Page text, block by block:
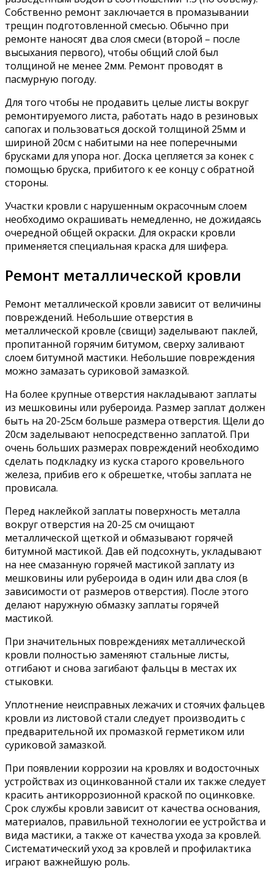
Собственно ремонт заключается в промазывании
трещин подготовленной смесью. Обычно при
ремонте наносят два слоя смеси (второй – после
высыхания первого), чтобы общий слой был
толщиной не менее 2мм. Ремонт проводят в
пасмурную погоду.
Для того чтобы не продавить целые листы вокруг
ремонтируемого листа, работать надо в резиновых
сапогах и пользоваться доской толщиной 25мм и
шириной 20см с набитыми на нее поперечными
брусками для упора ног. Доска цепляется за конек с
помощью бруска, прибитого к ее концу с обратной
стороны.
Участки кровли с нарушенным окрасочным слоем
необходимо окрашивать немедленно, не дожидаясь
очередной общей окраски. Для окраски кровли
применяется специальная краска для шифера.
Ремонт металлической кровли
Ремонт металлической кровли зависит от величины
повреждений. Небольшие отверстия в
металлической кровле (свищи) заделывают паклей,
пропитанной горячим битумом, сверху заливают
слоем битумной мастики. Небольшие повреждения
можно замазать суриковой замазкой.
На более крупные отверстия накладывают заплаты
из мешковины или рубероида. Размер заплат должен
быть на 20-25см больше размера отверстия. Щели до
20см заделывают непосредственно заплатой. При
очень больших размерах повреждений необходимо
сделать подкладку из куска старого кровельного
железа, прибив его к обрешетке, чтобы заплата не
провисала.
Перед наклейкой заплаты поверхность металла
вокруг отверстия на 20-25 см очищают
металлической щеткой и обмазывают горячей
битумной мастикой. Дав ей подсохнуть, укладывают
на нее смазанную горячей мастикой заплату из
мешковины или рубероида в один или два слоя (в
зависимости от размеров отверстия). После этого
делают наружную обмазку заплаты горячей
мастикой.
При значительных повреждениях металлической
кровли полностью заменяют стальные листы,
отгибают и снова загибают фальцы в местах их
стыковки.
Уплотнение неисправных лежачих и стоячих фальцев
кровли из листовой стали следует производить с
предварительной их промазкой герметиком или
суриковой замазкой.
При появлении коррозии на кровлях и водосточных
устройствах из оцинкованной стали их также следует
красить антикоррозионной краской по оцинковке.
Срок службы кровли зависит от качества основания,
материалов, правильной технологии ее устройства и
вида мастики, а также от качества ухода за кровлей.
Систематический уход за кровлей и профилактика
играют важнейшую роль.